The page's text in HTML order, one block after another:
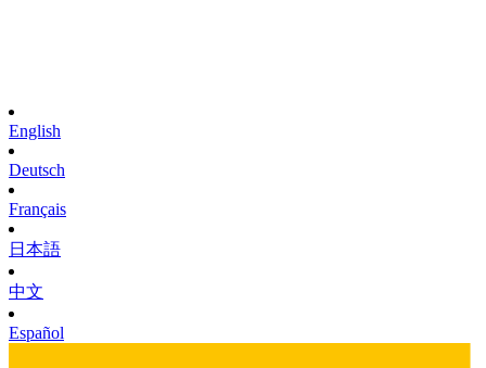
English
Deutsch
Français
日本語
中文
Español